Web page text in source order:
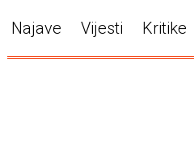
Najave Vijesti Kritike